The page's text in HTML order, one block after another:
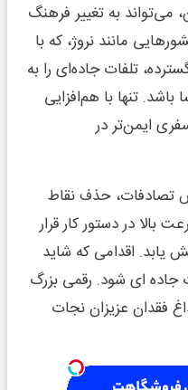
می‌تواند به تغییر فرهنگ
مانند نروژ، که با
تلفات جاده‌ای را به
باشد. تنها با هم‌افزایی
ایمن‌تر در
تصادفات، حذف نقاط
بالا در دستور کار قرار
یابد. اقدامی که شاید
تلفات جاده ای شود. رقمی بزرگ
فقدان عزیزان نجات